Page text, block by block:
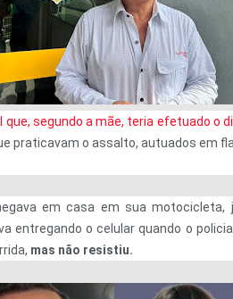
que, segundo a mãe, teria efetuado o
praticavam o assalto, autuados em
em casa em sua motocicleta,
entregando o celular quando o
mas não resistiu.